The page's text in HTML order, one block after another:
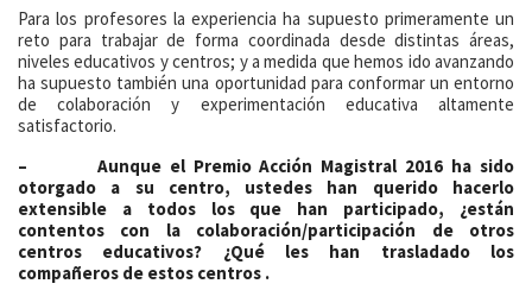
Para los profesores la experiencia ha supuesto primeramente un
reto para trabajar de forma coordinada desde distintas áreas,
niveles educativos y centros; y a medida que hemos ido avanzando
ha supuesto también una oportunidad para conformar un entorno
de colaboración y experimentación educativa altamente
satisfactorio.
–
Aunque el Premio Acción Magistral 2016 ha sido
otorgado a su centro, ustedes han querido hacerlo
extensible a todos los que han participado, ¿están
contentos con la colaboración/participación de otros
centros educativos? ¿Qué les han trasladado los
compañeros de estos centros .